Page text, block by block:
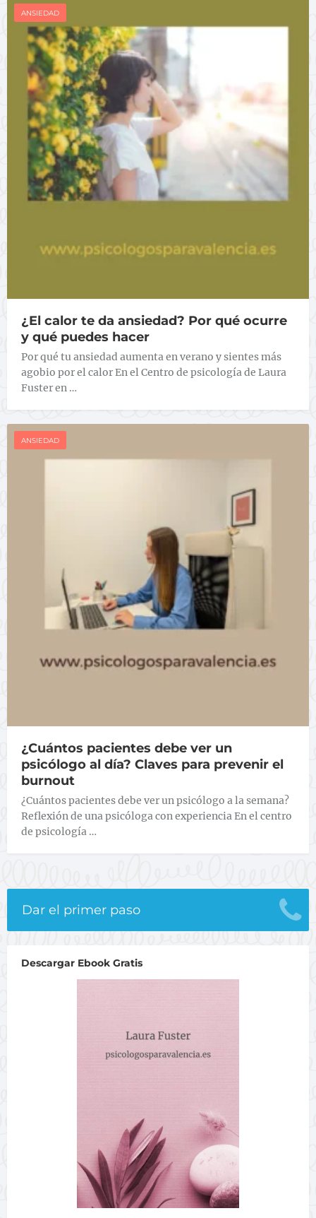
ANSIEDAD
¿El calor te da ansiedad? Por qué ocurre
y qué puedes hacer
Por qué tu ansiedad aumenta en verano y sientes más
agobio por el calor En el Centro de psicología de Laura
Fuster en …
ANSIEDAD
¿Cuántos pacientes debe ver un
psicólogo al día? Claves para prevenir el
burnout
¿Cuántos pacientes debe ver un psicólogo a la semana?
Reflexión de una psicóloga con experiencia En el centro
de psicología …
Dar el primer paso
Descargar Ebook Gratis